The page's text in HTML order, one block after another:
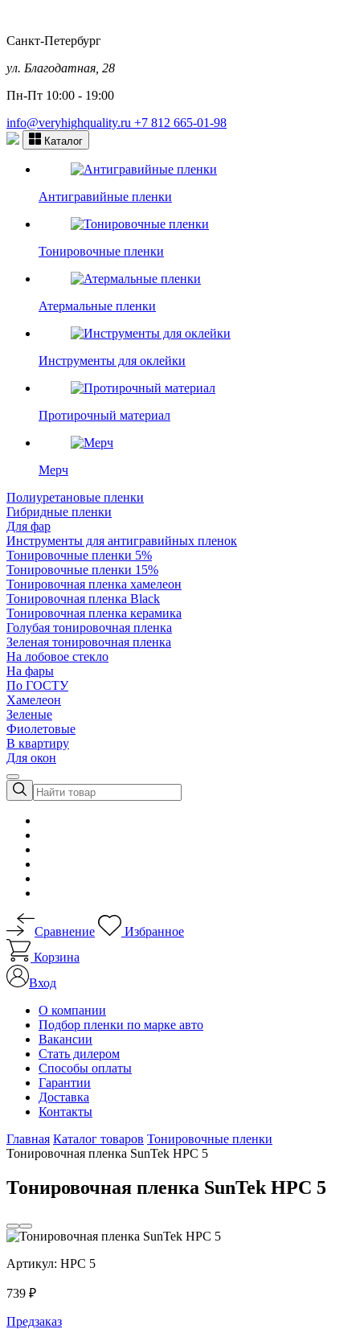
Санкт-Петербург
ул. Благодатная, 28
Пн-Пт 10:00 - 19:00
info@veryhighquality.ru +7 812 665-01-98
Каталог
Антигравийные пленки
Тонировочные пленки
Атермальные пленки
Инструменты для оклейки
Протирочный материал
Мерч
Полиуретановые пленки
Гибридные пленки
Для фар
Инструменты для антигравийных пленок
Тонировочные пленки 5%
Тонировочные пленки 15%
Тонировочная пленка хамелеон
Тонировочная пленка Black
Тонировочная пленка керамика
Голубая тонировочная пленка
Зеленая тонировочная пленка
На лобовое стекло
На фары
По ГОСТУ
Хамелеон
Зеленые
Фиолетовые
В квартиру
Для окон
Сравнение
Избранное
Корзина
Вход
О компании
Подбор пленки по марке авто
Вакансии
Стать дилером
Способы оплаты
Гарантии
Доставка
Контакты
Главная Каталог товаров Тонировочные пленки
Тонировочная пленка SunTek HPC 5
Тонировочная пленка SunTek HPC 5
Артикул: HPC 5
739 ₽
Предзаказ